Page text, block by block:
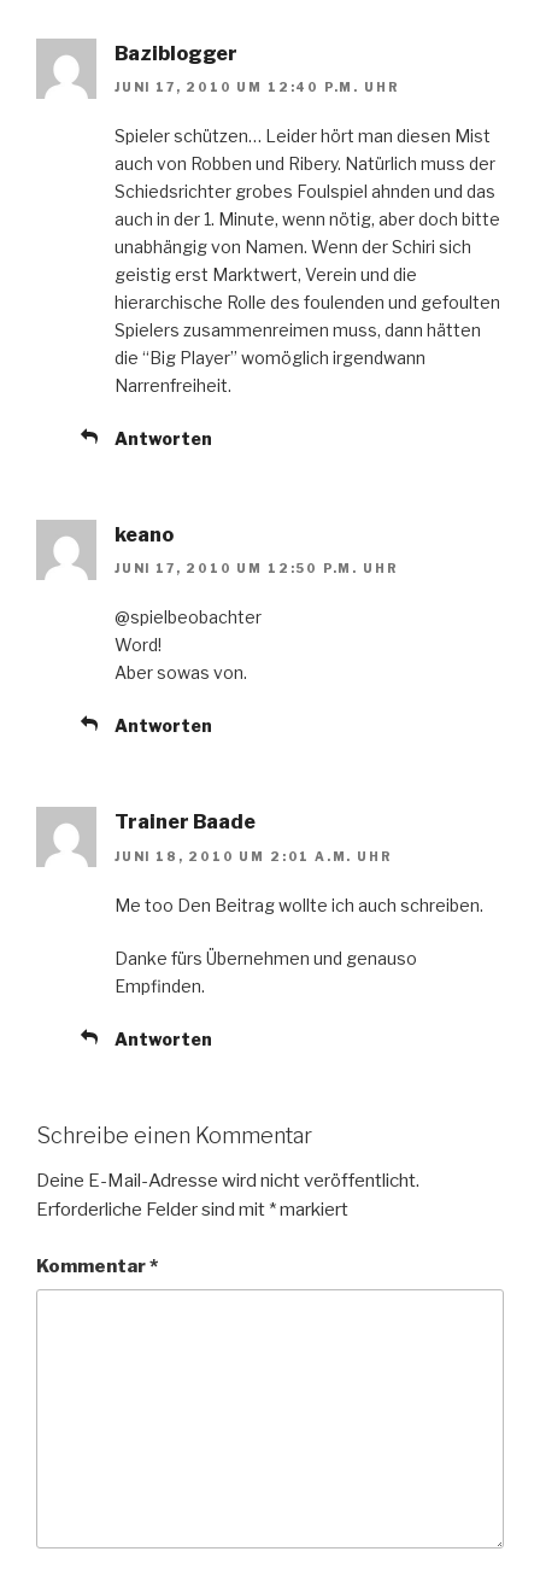
Baziblogger
JUNI 17, 2010 UM 12:40 P.M. UHR
Spieler schützen… Leider hört man diesen Mist
auch von Robben und Ribery. Natürlich muss der
Schiedsrichter grobes Foulspiel ahnden und das
auch in der 1. Minute, wenn nötig, aber doch bitte
unabhängig von Namen. Wenn der Schiri sich
geistig erst Marktwert, Verein und die
hierarchische Rolle des foulenden und gefoulten
Spielers zusammenreimen muss, dann hätten
die “Big Player” womöglich irgendwann
Narrenfreiheit.
Antworten
keano
JUNI 17, 2010 UM 12:50 P.M. UHR
@spielbeobachter
Word!
Aber sowas von.
Antworten
Trainer Baade
JUNI 18, 2010 UM 2:01 A.M. UHR
Me too Den Beitrag wollte ich auch schreiben.
Danke fürs Übernehmen und genauso
Empfinden.
Antworten
Schreibe einen Kommentar
Deine E-Mail-Adresse wird nicht veröffentlicht.
Erforderliche Felder sind mit *markiert
Kommentar*